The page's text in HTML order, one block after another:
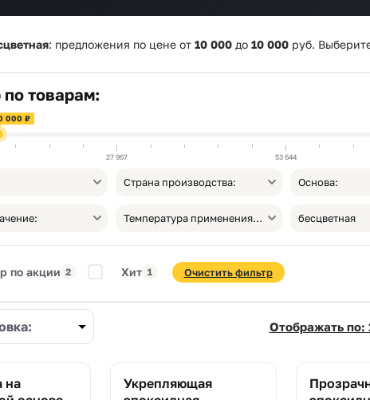
: предложения по цене от 10 000 до 10 000 руб.
товарам:
000 ₽
27 967 53 644
Страна производства: Основа:
Температура применения, от °С: бесцветная
по акции 2 Хит 1 Очистить фильтр
Отображать по:
на
Укрепляющая